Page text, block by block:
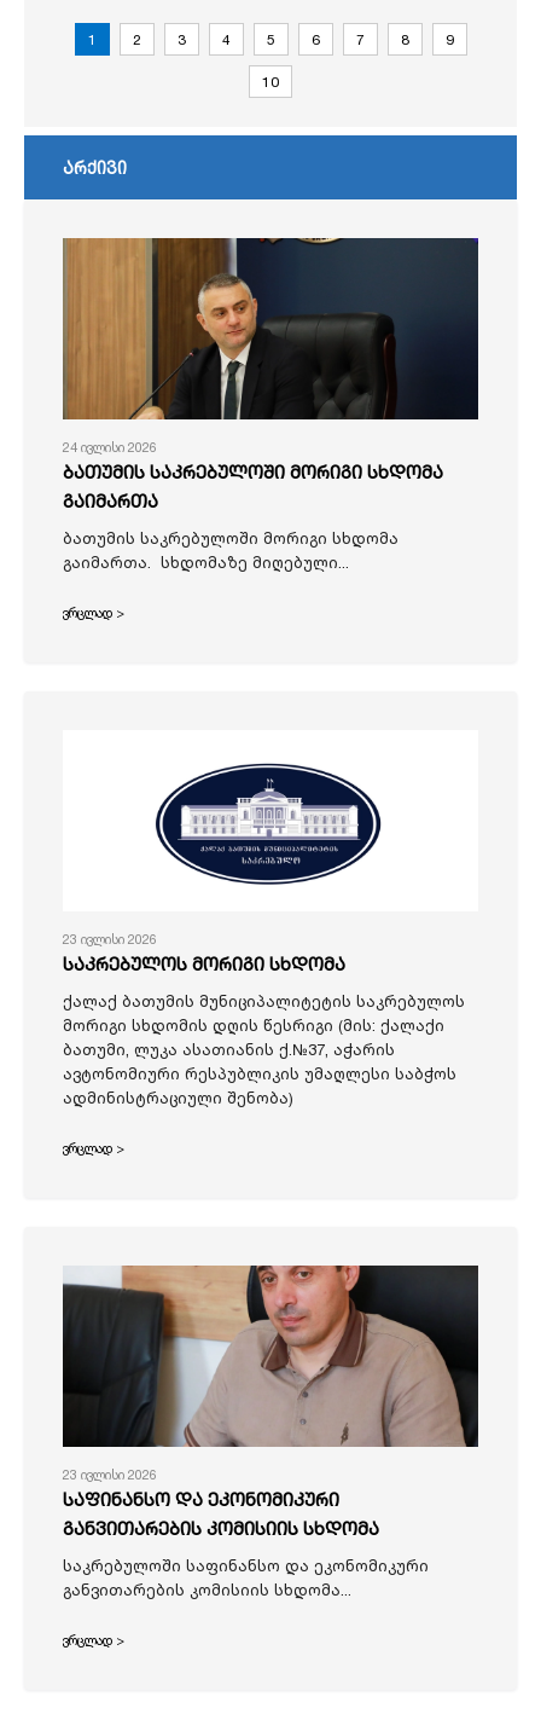
1 2 3 4 5 6 7 8 9
10
არქივი
24 ივლისი 2026
ბათუმის საკრებულოში მორიგი სხდომა
გაიმართა
ბათუმის საკრებულოში მორიგი სხდომა
გაიმართა. სხდომაზე მიღებული...
ვრცლად >
23 ივლისი 2026
საკრებულოს მორიგი სხდომა
ქალაქ ბათუმის მუნიციპალიტეტის საკრებულოს
მორიგი სხდომის დღის წესრიგი (მის: ქალაქი
ბათუმი, ლუკა ასათიანის ქ.№37, აჭარის
ავტონომიური რესპუბლიკის უმაღლესი საბჭოს
ადმინისტრაციული შენობა)
ვრცლად >
23 ივლისი 2026
საფინანსო და ეკონომიკური
განვითარების კომისიის სხდომა
საკრებულოში საფინანსო და ეკონომიკური
განვითარების კომისიის სხდომა...
ვრცლად >